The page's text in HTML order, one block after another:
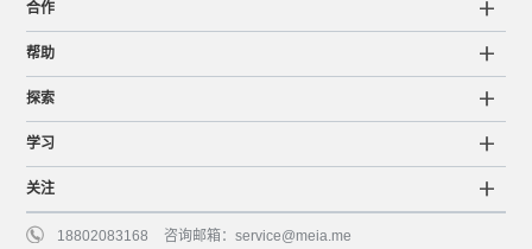
合作
帮助
探索
学习
关注
18802083168 咨询邮箱：service@meia.me